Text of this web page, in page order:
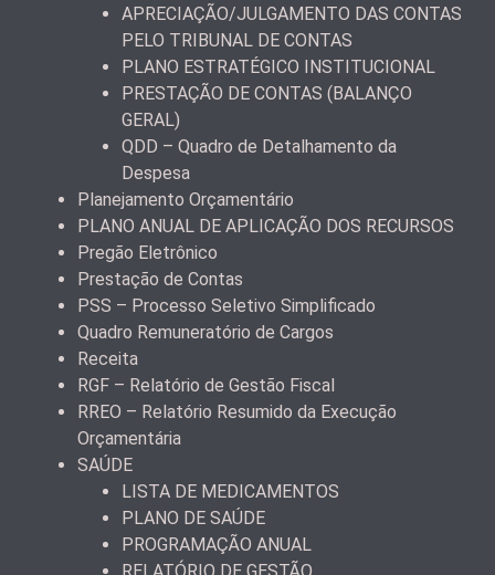
APRECIAÇÃO/JULGAMENTO DAS CONTAS
PELO TRIBUNAL DE CONTAS
PLANO ESTRATÉGICO INSTITUCIONAL
PRESTAÇÃO DE CONTAS (BALANÇO
GERAL)
QDD – Quadro de Detalhamento da
Despesa
Planejamento Orçamentário
PLANO ANUAL DE APLICAÇÃO DOS RECURSOS
Pregão Eletrônico
Prestação de Contas
PSS – Processo Seletivo Simplificado
Quadro Remuneratório de Cargos
Receita
RGF – Relatório de Gestão Fiscal
RREO – Relatório Resumido da Execução
Orçamentária
SAÚDE
LISTA DE MEDICAMENTOS
PLANO DE SAÚDE
PROGRAMAÇÃO ANUAL